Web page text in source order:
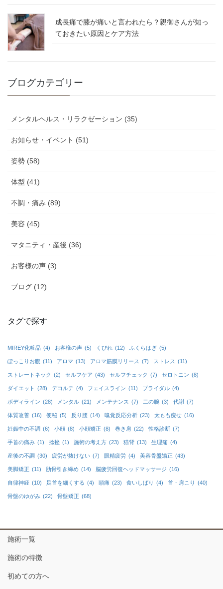
成長痛で膝が痛いと言われたら？親御さんが知っ
ておきたい原因とケア方法
ブログカテゴリー
メンタルヘルス・リラクゼーション (35)
お知らせ・イベント (51)
姿勢 (58)
体型 (41)
不調・痛み (89)
美容 (45)
マタニティ・産後 (36)
お客様の声 (3)
ブログ (12)
タグで探す
MIREY化粧品 (4) お客様の声 (5) くびれ (12) ふくらはぎ (5)
ぽっこりお腹 (11) アロマ (13) アロマ筋膜リリース (7) ストレス (11)
ストレートネック (2) セルフケア (43) セルフチェック (7) セロトニン (8)
ダイエット (28) デコルテ (4) フェイスライン (11) ブライダル (4)
ボディライン (28) メンタル (21) メンテナンス (7) 二の腕 (3) 代謝 (7)
体質改善 (16) 便秘 (5) 反り腰 (14) 嗅覚反応分析 (23) 太もも痩せ (16)
妊娠中の不調 (6) 小顔 (8) 小顔矯正 (8) 巻き肩 (22) 性格診断 (7)
手首の痛み (1) 捻挫 (1) 施術の考え方 (23) 猫背 (13) 生理痛 (4)
産後の不調 (30) 疲労が抜けない (7) 眼精疲労 (4) 美容骨盤矯正 (43)
美脚矯正 (11) 肋骨引き締め (14) 脳疲労回復ヘッドマッサージ (16)
自律神経 (10) 足首を細くする (4) 頭痛 (23) 食いしばり (4) 首・肩こり (40)
骨盤のゆがみ (22) 骨盤矯正 (68)
施術一覧
施術の特徴
初めての方へ